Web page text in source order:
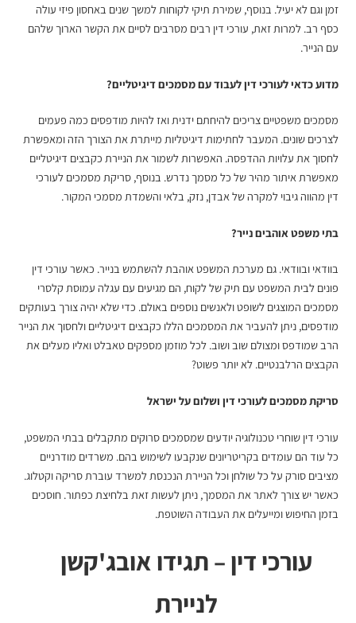
זמן וגם לא יעיל. בנוסף, שמירת תיקי לקוחות למשך שנים באחסון פיזי עולה
כסף רב. למרות זאת, עורכי דין רבים מסרבים לסיים את הקשר הארוך שלהם
עם הנייר.
מדוע כדאי לעורכי דין לעבוד עם מסמכים דיגיטליים?
מסמכים משפטיים צריכים להיחתם ידנית ואז להיות מודפסים כמה פעמים
לצרכים שונים. המעבר לחתימות דיגיטליות מייתרת את הצורך הזה ומאפשרת
לחסוך את עלויות ההדפסה. האפשרות לשמור את הניירת כקבצים דיגיטליים
מאפשרת איתור מהיר של כל מסמך נדרש. בנוסף, סריקת מסמכים לעורכי
דין מהווה גיבוי למקרה של אבדן, נזק, בלאי והשמדת מסמכי המקור.
בתי משפט אוהבים נייר?
בוודאי ובוודאי. גם מערכת המשפט אוהבת להשתמש בנייר. כאשר עורכי דין
פונים לבית המשפט עם תיק של לקוח, הם מגיעים עם עגלה עמוסת קלסרי
מסמכים המוצגים לשופט ולאנשים נוספים באולם. כדי שלא יהיה צורך בעותקים
מודפסים, ניתן להעביר את המסמכים הללו כקבצים דיגיטליים ולחסוך את הנייר
הרב שמודפס ומצולם שוב ושוב. לכל מוזמן מספקים טאבלט ואליו מעלים את
הקבצים הרלבנטיים. לא יותר פשוט?
סריקת מסמכים לעורכי דיןושלום על ישראל
עורכי דין שוחרי טכנולוגיה יודעים שמסמכים סרוקים מתקבלים בבתי המשפט,
כל עוד הם עומדים בקריטריונים שנקבעו לשימוש בהם. משרדים מודרניים
מציבים סורק על כל שולחן וכל הניירת הנכנסת למשרד עוברת סריקה וקטלוג.
כאשר יש צורך לאתר את המסמך, ניתן לעשות זאת בלחיצת כפתור. חוסכים
בזמן החיפוש ומייעלים את העבודה השוטפת.
עורכי דין – תגידו אובג'קשן
לניירת